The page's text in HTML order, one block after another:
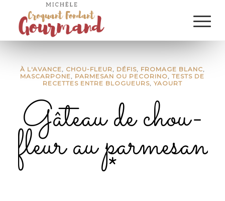
À L'AVANCE, CHOU-FLEUR, DÉFIS, FROMAGE BLANC,
MASCARPONE, PARMESAN OU PECORINO,TESTS DE
RECETTES ENTRE BLOGUEURS,YAOURT
Gâteau de chou-
fleur au parmesan
*